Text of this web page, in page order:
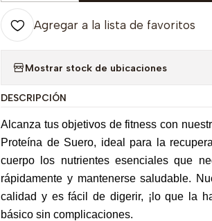
Agregar a la lista de favoritos
Mostrar stock de ubicaciones
DESCRIPCIÓN
Alcanza tus objetivos de fitness con
Proteína de Suero, ideal para la
cuerpo los nutrientes esenciales que
rápidamente y mantenerse saludable.
calidad y es fácil de digerir, ¡lo que la
básico sin complicaciones.